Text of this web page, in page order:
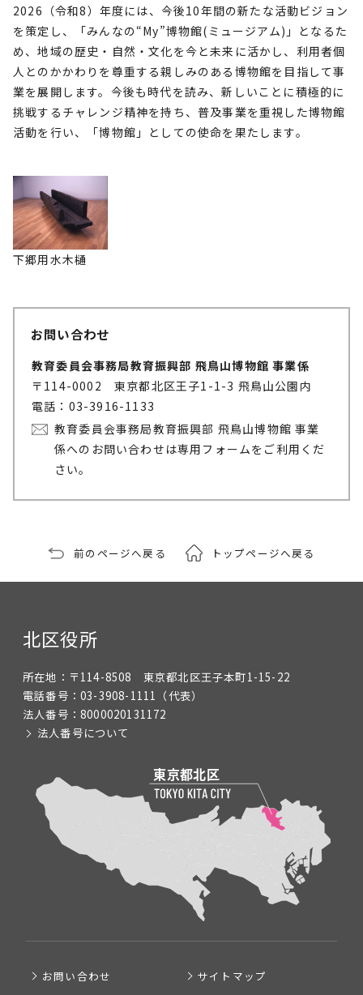
2026（令和8）年度には、今後10年間の新たな活動ビジョン
を策定し、「みんなの“My”博物館(ミュージアム)」となるた
め、地域の歴史・自然・文化を今と未来に活かし、利用者個
人とのかかわりを尊重する親しみのある博物館を目指して事
業を展開します。今後も時代を読み、新しいことに積極的に
挑戦するチャレンジ精神を持ち、普及事業を重視した博物館
活動を行い、「博物館」としての使命を果たします。
下郷用水木樋
お問い合わせ
教育委員会事務局教育振興部 飛鳥山博物館 事業係
〒114-0002 東京都北区王子1-1-3 飛鳥山公園内
電話：03-3916-1133
教育委員会事務局教育振興部 飛鳥山博物館 事業
係へのお問い合わせは専用フォームをご利用くだ
さい。
前のページへ戻る トップページへ戻る
北区役所
所在地： 〒114-8508 東京都北区王子本町1-15-22
電話番号： 03-3908-1111 （代表）
法人番号： 8000020131172
法人番号について
お問い合わせ
サイトマップ